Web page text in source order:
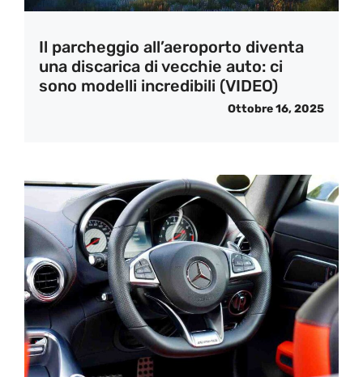
Il parcheggio all’aeroporto diventa
una discarica di vecchie auto: ci
sono modelli incredibili (VIDEO)
Ottobre 16, 2025